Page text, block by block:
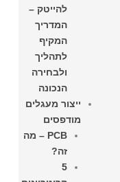
להייטק –
המדריך
המקיף
לתהליך
ולבחירה
הנכונה
ייצור מעגלים
מודפסים
PCB – מה
זה?
5